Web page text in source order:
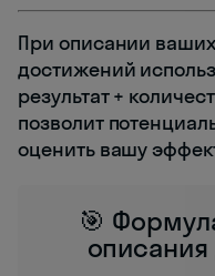
При описании
достижений
результат +
позволит
оценить вашу
🎯